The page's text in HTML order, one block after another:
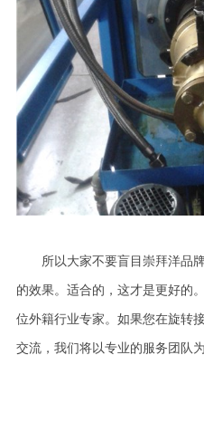
所以大家不要盲目崇拜洋品
的效果。适合的，这才是更好的。
位外籍行业专家。 如果您在旋转
交流，我们将以专业的服务团队